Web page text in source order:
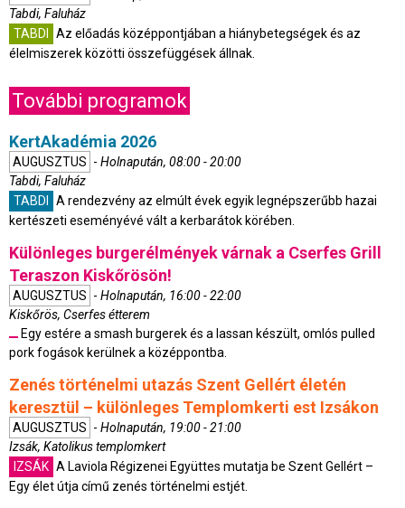
Tabdi, Faluház
TABDI
Az előadás középpontjában a hiánybetegségek és az
élelmiszerek közötti összefüggések állnak.
További programok
KertAkadémia 2026
AUGUSZTUS - Holnapután, 08:00 - 20:00
Tabdi, Faluház
TABDI
A rendezvény az elmúlt évek egyik legnépszerűbb hazai
kertészeti eseményévé vált a kerbarátok körében.
Különleges burgerélmények várnak a Cserfes Grill
Teraszon Kiskőrösön!
AUGUSZTUS - Holnapután, 16:00 - 22:00
Kiskőrös, Cserfes étterem
Egy estére a smash burgerek és a lassan készült, omlós pulled
pork fogások kerülnek a középpontba.
Zenés történelmi utazás Szent Gellért életén
keresztül – különleges Templomkerti est Izsákon
AUGUSZTUS - Holnapután, 19:00 - 21:00
Izsák, Katolikus templomkert
IZSÁK A Laviola Régizenei Együttes mutatja be Szent Gellért –
Egy élet útja című zenés történelmi estjét.